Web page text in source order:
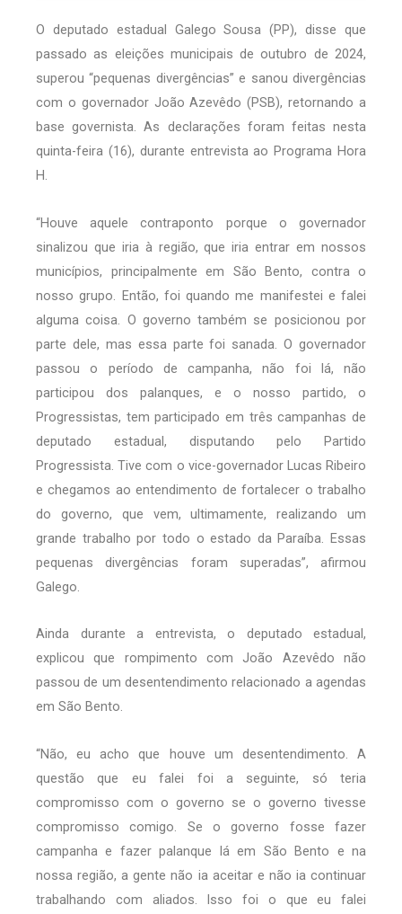
O deputado estadual Galego Sousa (PP), disse que
passado as eleições municipais de outubro de 2024,
superou “pequenas divergências” e sanou divergências
com o governador João Azevêdo (PSB), retornando a
base governista. As declarações foram feitas nesta
quinta-feira (16), durante entrevista ao Programa Hora
H.
“Houve aquele contraponto porque o governador
sinalizou que iria à região, que iria entrar em nossos
municípios, principalmente em São Bento, contra o
nosso grupo. Então, foi quando me manifestei e falei
alguma coisa. O governo também se posicionou por
parte dele, mas essa parte foi sanada. O governador
passou o período de campanha, não foi lá, não
participou dos palanques, e o nosso partido, o
Progressistas, tem participado em três campanhas de
deputado estadual, disputando pelo Partido
Progressista. Tive com o vice-governador Lucas Ribeiro
e chegamos ao entendimento de fortalecer o trabalho
do governo, que vem, ultimamente, realizando um
grande trabalho por todo o estado da Paraíba. Essas
pequenas divergências foram superadas”, afirmou
Galego.
Ainda durante a entrevista, o deputado estadual,
explicou que rompimento com João Azevêdo não
passou de um desentendimento relacionado a agendas
em São Bento.
“Não, eu acho que houve um desentendimento. A
questão que eu falei foi a seguinte, só teria
compromisso com o governo se o governo tivesse
compromisso comigo. Se o governo fosse fazer
campanha e fazer palanque lá em São Bento e na
nossa região, a gente não ia aceitar e não ia continuar
trabalhando com aliados. Isso foi o que eu falei